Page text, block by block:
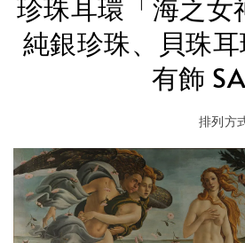
珍珠耳環「海之女
純銀珍珠、貝珠
有飾 SA
排列方